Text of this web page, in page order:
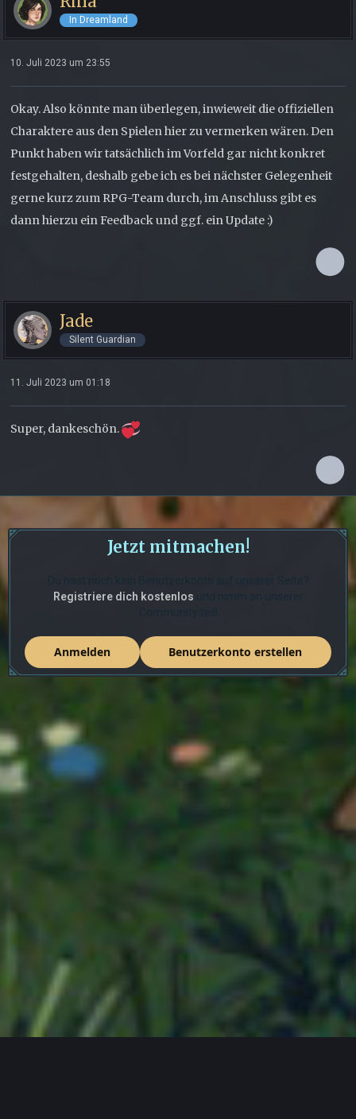
In Dreamland
10. Juli 2023 um 23:55
Okay. Also könnte man überlegen, inwieweit die offiziellen
Charaktere aus den Spielen hier zu vermerken wären. Den
Punkt haben wir tatsächlich im Vorfeld gar nicht konkret
festgehalten, deshalb gebe ich es bei nächster Gelegenheit
gerne kurz zum RPG-Team durch, im Anschluss gibt es
dann hierzu ein Feedback und ggf. ein Update :)
Jade
Silent Guardian
11. Juli 2023 um 01:18
Super, dankeschön.
Jetzt mitmachen!
Registriere dich kostenlos
Benutzerkonto erstellen
Anmelden